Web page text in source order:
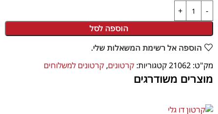
הוספה לסל
הוספה אל רשימת המשאלות שלי.
מק"ט: 21062קטגוריות: קרטונים, קרטונים למשלוחים
מוצרים משודרגים